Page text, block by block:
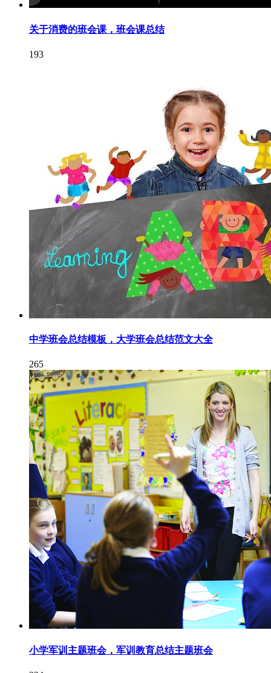
关于消费的班会课，班会课总结
193
中学班会总结模板，大学班会总结范文大全
265
小学军训主题班会，军训教育总结主题班会